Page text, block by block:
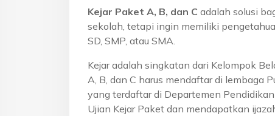
Kejar Paket A, B, dan C adalah solusi
sekolah, tetapi ingin memiliki
SD, SMP, atau SMA.
Kejar adalah singkatan dari Kelompok
A, B, dan C harus mendaftar di lembaga
yang terdaftar di Departemen
Ujian Kejar Paket dan mendapatkan